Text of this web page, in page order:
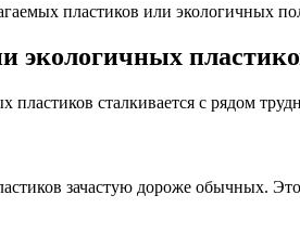
пластиков или экологичных
экологичных
сталкивается с рядом
зачастую дороже обычных.